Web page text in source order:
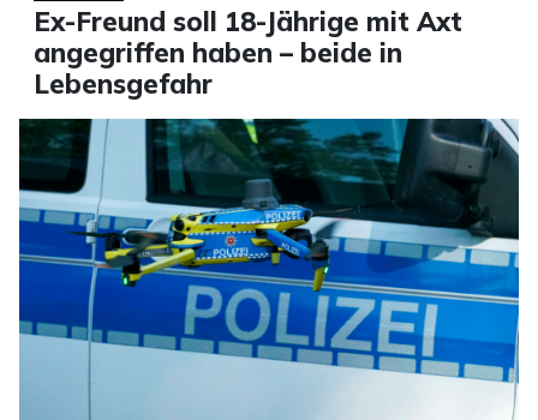
Ex-Freund soll 18-Jährige mit Axt
angegriffen haben – beide in
Lebensgefahr